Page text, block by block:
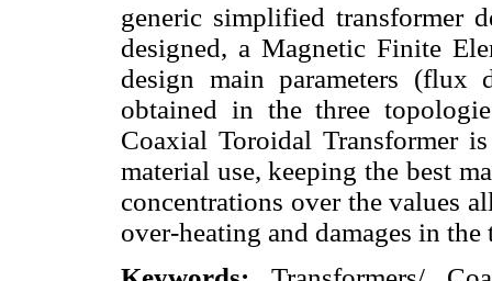
generic simplified transformer
designed, a Magnetic Finite
design main parameters
obtained in the three
Coaxial Toroidal Transformer
material use, keeping the best
concentrations over the values
over-heating and damages in the